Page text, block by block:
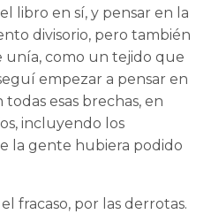
libro en sí, y pensar en la
divisorio, pero también
como un tejido que
empezar a pensar en
esas brechas, en
incluyendo los
la gente hubiera podido
fracaso, por las derrotas.